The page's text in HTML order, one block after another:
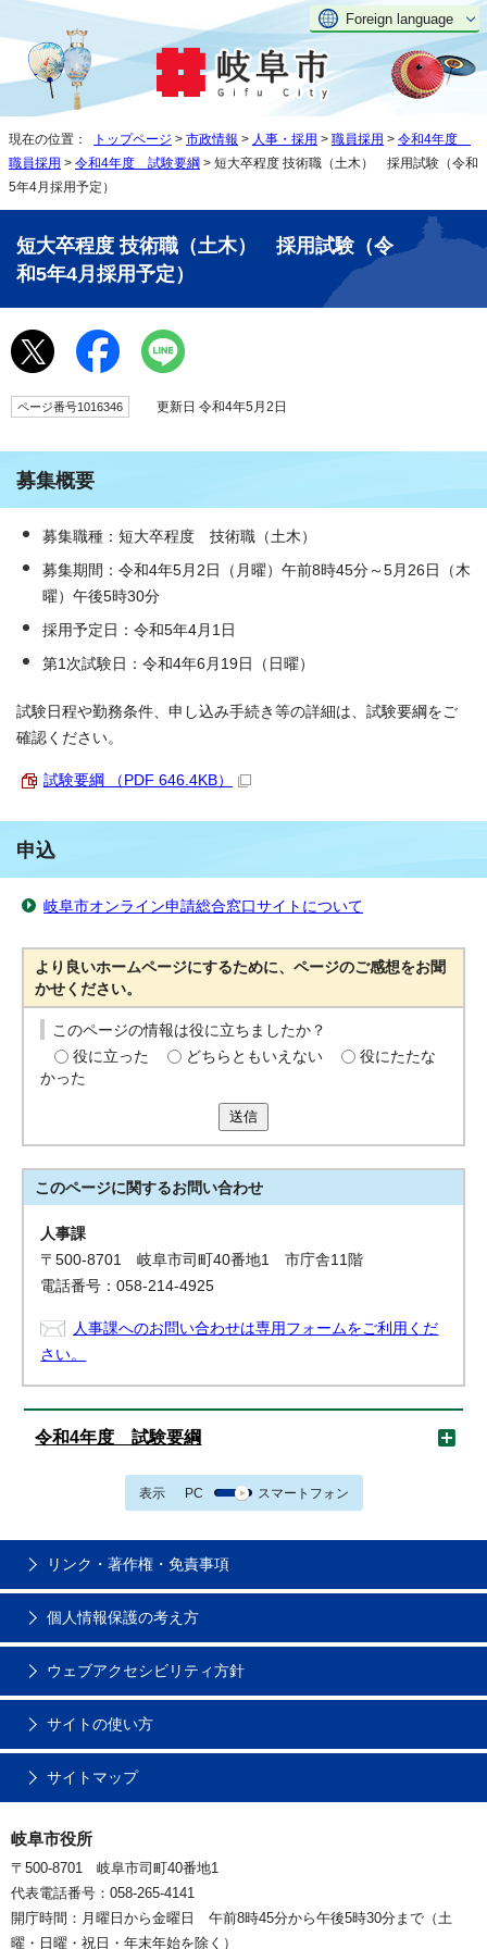
Foreign language
現在の位置： トップページ > 市政情報 > 人事・採用 > 職員採用 > 令和4年度
職員採用 > 令和4年度 試験要綱 > 短大卒程度 技術職（土木） 採用試験（令和
5年4月採用予定）
短大卒程度 技術職（土木） 採用試験（令
和5年4月採用予定）
ページ番号1016346 更新日 令和4年5月2日
募集概要
募集職種：短大卒程度 技術職（土木）
募集期間：令和4年5月2日（月曜）午前8時45分～5月26日（木
曜）午後5時30分
採用予定日：令和5年4月1日
第1次試験日：令和4年6月19日（日曜）
試験日程や勤務条件、申し込み手続き等の詳細は、試験要綱をご
確認ください。
試験要綱 （PDF 646.4KB）
申込
岐阜市オンライン申請総合窓口サイトについて
より良いホームページにするために、ページのご感想をお聞
かせください。
このページの情報は役に立ちましたか？
役に立った
どちらともいえない
役にたたな
かった
送信
このページに関するお問い合わせ
人事課
〒500-8701 岐阜市司町40番地1 市庁舎11階
電話番号：058-214-4925
人事課へのお問い合わせは専用フォームをご利用くだ
さい。
令和4年度 試験要綱
表示 PC スマートフォン
リンク・著作権・免責事項
個人情報保護の考え方
ウェブアクセシビリティ方針
サイトの使い方
サイトマップ
岐阜市役所
〒500-8701 岐阜市司町40番地1
代表電話番号：058-265-4141
開庁時間：月曜日から金曜日 午前8時45分から午後5時30分まで（土
曜・日曜・祝日・年末年始を除く）